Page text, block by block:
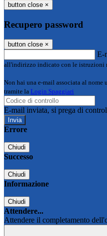
button close ×
Recupero password
button close ×
E-
all'indirizzo indicato con le istruzioni
Non hai una e-mail associata al nome
tramite la Login Spaggiari
E-mail inviata, si prega di
Errore
Chiudi
Successo
Chiudi
Informazione
Chiudi
Attendere...
Attendere il completamento